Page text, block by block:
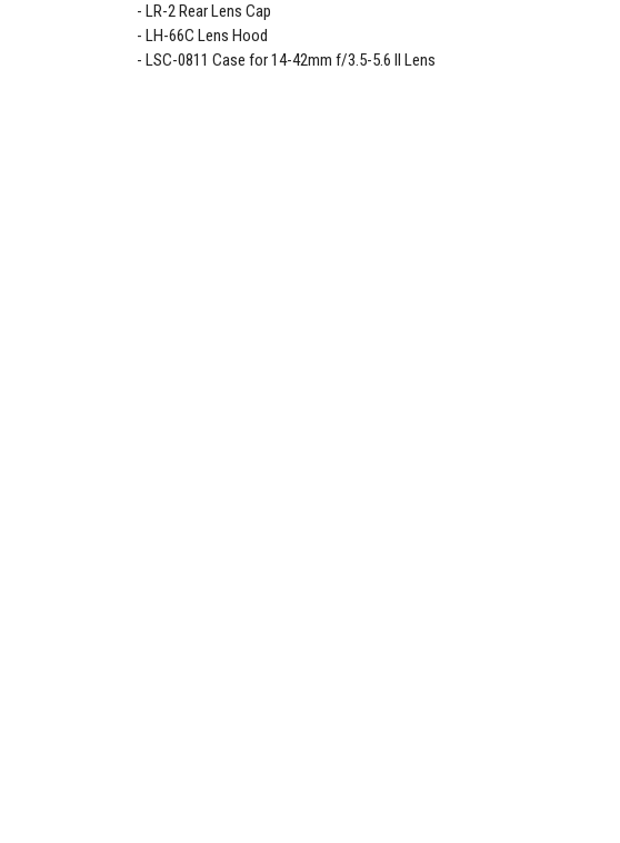
LR-2 Rear Lens Cap
LH-66C Lens Hood
LSC-0811 Case for 14-42mm f/3.5-5.6 II Lens